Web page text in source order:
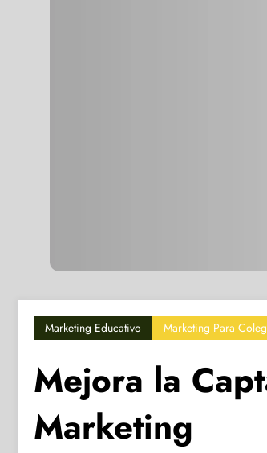
Marketing Educativo Marketing Para
Mejora la
Marketing